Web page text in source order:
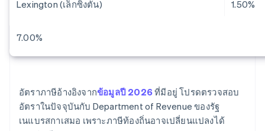
Lexington (เล็กซิงตัน) 1.50%
7.00%
อัตราภาษีอ้างอิงจากข้อมูลปี 2026ที่มีอยู่ โปรดตรวจสอบ
อัตราในปัจจุบันกับ Department of Revenue ของรัฐ
เนแบรสกาเสมอ เพราะภาษีท้องถิ่นอาจเปลี่ยนแปลงได้